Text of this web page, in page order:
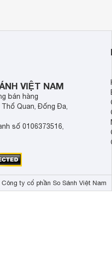
144 x 116 x
VIỆT NAM
bán hàng
Quan, Đống Đa,
số 0106373516,
ty cổ phần So Sánh Việt Nam